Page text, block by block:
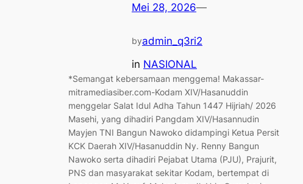
Mei 28, 2026—
byadmin_q3ri2
in NASIONAL
*Semangat kebersamaan menggema! Makassar-
mitramediasiber.com-Kodam XIV/Hasanuddin
menggelar Salat Idul Adha Tahun 1447 Hijriah/ 2026
Masehi, yang dihadiri Pangdam XIV/Hasannudin
Mayjen TNI Bangun Nawoko didampingi Ketua Persit
KCK Daerah XIV/Hasanuddin Ny. Renny Bangun
Nawoko serta dihadiri Pejabat Utama (PJU), Prajurit,
PNS dan masyarakat sekitar Kodam, bertempat di